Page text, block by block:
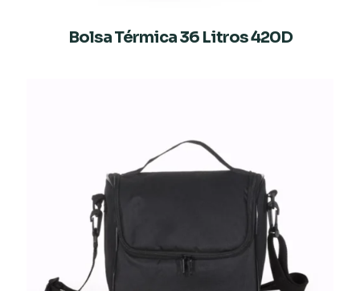
Bolsa Térmica 36 Litros 420D